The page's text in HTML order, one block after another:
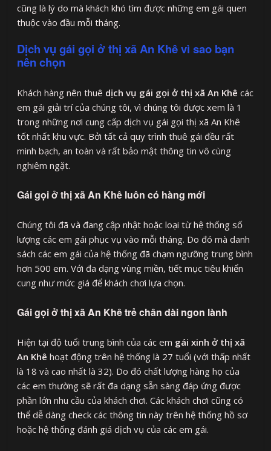
cũng là lý do mà khách khó tìm được những em gái quen
thuộc vào đầu mỗi tháng.
Dịch vụ gái gọi ở thị xã An Khê vì sao bạn
nên chọn
Khách hàng nên thuê dịch vụ gái gọi ở thị xã An Khê các
em gái giải trí của chúng tôi, vì chúng tôi được xem là 1
trong những nơi cung cấp dịch vụ gái gọi thị xã An Khê
tốt nhất khu vực. Bởi tất cả quy trình thuê gái đều rất
minh bạch, an toàn và rất bảo mật thông tin vô cùng
nghiêm ngặt.
Gái gọi ở thị xã An Khê luôn có hàng mới
Chúng tôi đã và đang cập nhật hoặc loại từ hệ thống số
lượng các em gái phục vụ vào mỗi tháng. Do đó mà danh
sách các em gái của hệ thống đã chạm ngưỡng trung bình
hơn 500 em. Với đa dạng vùng miền, tiết mục tiêu khiển
cung như mức giá để khách chơi lựa chọn.
Gái gọi ở thị xã An Khê trẻ chân dài ngon lành
Hiện tại độ tuổi trung bình của các em gái xinh ở thị xã
An Khê hoạt động trên hệ thống là 27 tuổi (với thấp nhất
là 18 và cao nhất là 32). Do đó chất lượng hàng họ của
các em thường sẽ rất đa dạng sẵn sàng đáp ứng được
phần lớn nhu cầu của khách chơi. Các khách chơi cũng có
thể dễ dàng check các thông tin này trên hệ thống hồ sơ
hoặc hệ thống đánh giá dịch vụ của các em gái.